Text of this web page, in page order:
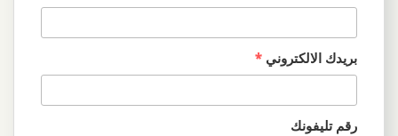
بريدك الالكتروني *
رقم تليفونك